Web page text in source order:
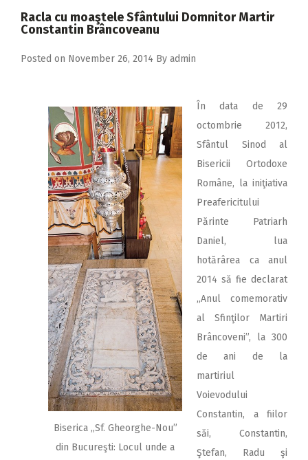
2018
2016
Racla cu moaştele Sfântului Domnitor Martir
Constantin Brâncoveanu
Posted on November 26, 2014 By admin
Biserica ,,Sf. Gheorghe-Nou”
din Bucureşti: Locul unde a
În data de 29
octombrie 2012,
Sfântul Sinod al
Bisericii Ortodoxe
Române, la iniţiativa
Preafericitului
Părinte Patriarh
Daniel, lua
hotărârea ca anul
2014 să fie declarat
,,Anul comemorativ
al Sfinţilor Martiri
Brâncoveni”, la 300
de ani de la
martiriul
Voievodului
Constantin, a fiilor
săi, Constantin,
Ştefan, Radu şi